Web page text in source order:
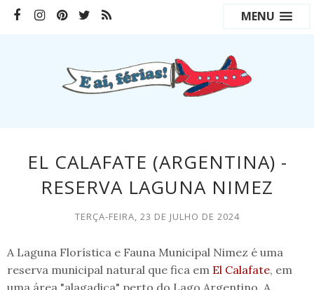
MENU
EL CALAFATE (ARGENTINA) -
RESERVA LAGUNA NIMEZ
TERÇA-FEIRA, 23 DE JULHO DE 2024
A Laguna Florística e Fauna Municipal Nimez é uma
reserva municipal natural que fica em El Calafate, em
uma área "alagadiça" perto do Lago Argentino. A